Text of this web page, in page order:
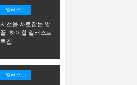
일러스트
시선을 사로잡는 발
끝. 하이힐 일러스트
특집
일러스트